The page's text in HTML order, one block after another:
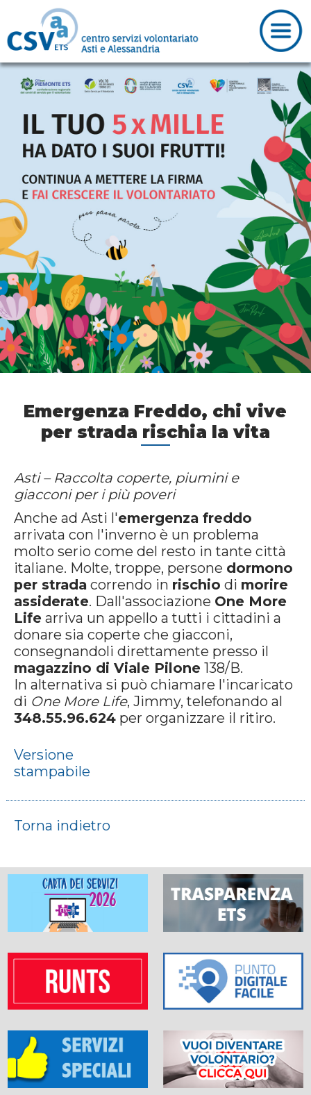
Emergenza Freddo, chi vive
per strada rischia la vita
Asti – Raccolta coperte, piumini e
giacconi per i più poveri
Anche ad Asti l'emergenza freddo
arrivata con l'inverno è un problema
molto serio come del resto in tante città
italiane. Molte, troppe, persone dormono
per strada correndo in rischio di morire
assiderate. Dall'associazione One More
Life arriva un appello a tutti i cittadini a
donare sia coperte che giacconi,
consegnandoli direttamente presso il
magazzino di Viale Pilone 138/B.
In alternativa si può chiamare l'incaricato
di One More Life, Jimmy, telefonando al
348.55.96.624 per organizzare il ritiro.
Versione
stampabile
Torna indietro